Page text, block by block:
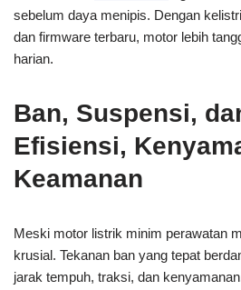
sebelum daya menipis. Dengan
dan firmware terbaru, motor lebih
harian.
Ban, Suspensi,
Efisiensi,
Keamanan
Meski motor listrik minim perawatan
krusial. Tekanan ban yang tepat
jarak tempuh, traksi, dan